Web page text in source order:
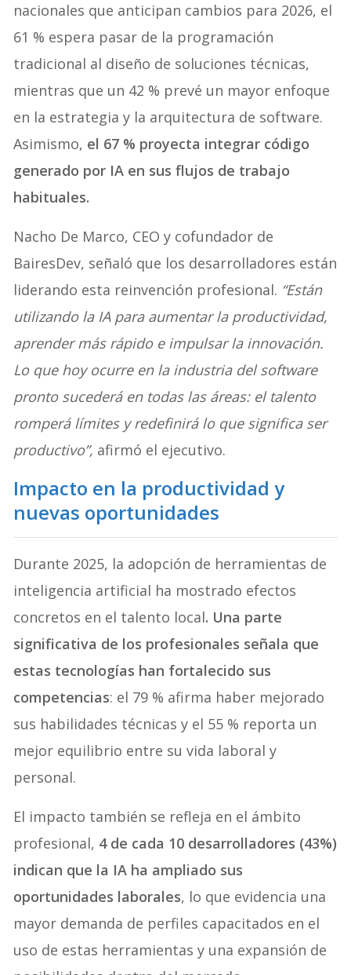
nacionales que anticipan cambios para 2026, el
61 % espera pasar de la programación
tradicional al diseño de soluciones técnicas,
mientras que un 42 % prevé un mayor enfoque
en la estrategia y la arquitectura de software.
Asimismo, el 67 % proyecta integrar código
generado por IA en sus flujos de trabajo
habituales.
Nacho De Marco, CEO y cofundador de
BairesDev, señaló que los desarrolladores están
liderando esta reinvención profesional. “Están
utilizando la IA para aumentar la productividad,
aprender más rápido e impulsar la innovación.
Lo que hoy ocurre en la industria del software
pronto sucederá en todas las áreas: el talento
romperá límites y redefinirá lo que significa ser
productivo”, afirmó el ejecutivo.
Impacto en la productividad y
nuevas oportunidades
Durante 2025, la adopción de herramientas de
inteligencia artificial ha mostrado efectos
concretos en el talento local. Una parte
significativa de los profesionales señala que
estas tecnologías han fortalecido sus
competencias: el 79 % afirma haber mejorado
sus habilidades técnicas y el 55 % reporta un
mejor equilibrio entre su vida laboral y
personal.
El impacto también se refleja en el ámbito
profesional, 4 de cada 10 desarrolladores (43%)
indican que la IA ha ampliado sus
oportunidades laborales, lo que evidencia una
mayor demanda de perfiles capacitados en el
uso de estas herramientas y una expansión de